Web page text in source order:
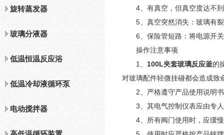
4、有真空，但真空度达不到
5、真空突然消失：玻璃有裂
6、保险管短路：将电源开关
操作注意事项
1、 100L夹套玻璃反应釜的
对玻璃配件轻微挂碰都会造成致
2、严格遵守产品使用说明书
3、其电气控制仪表应由专人
4、所有阀门使用时，应缓慢
旋转蒸发器
玻璃分液器
低温恒温反应浴
低温冷却液循环泵
电动搅拌器